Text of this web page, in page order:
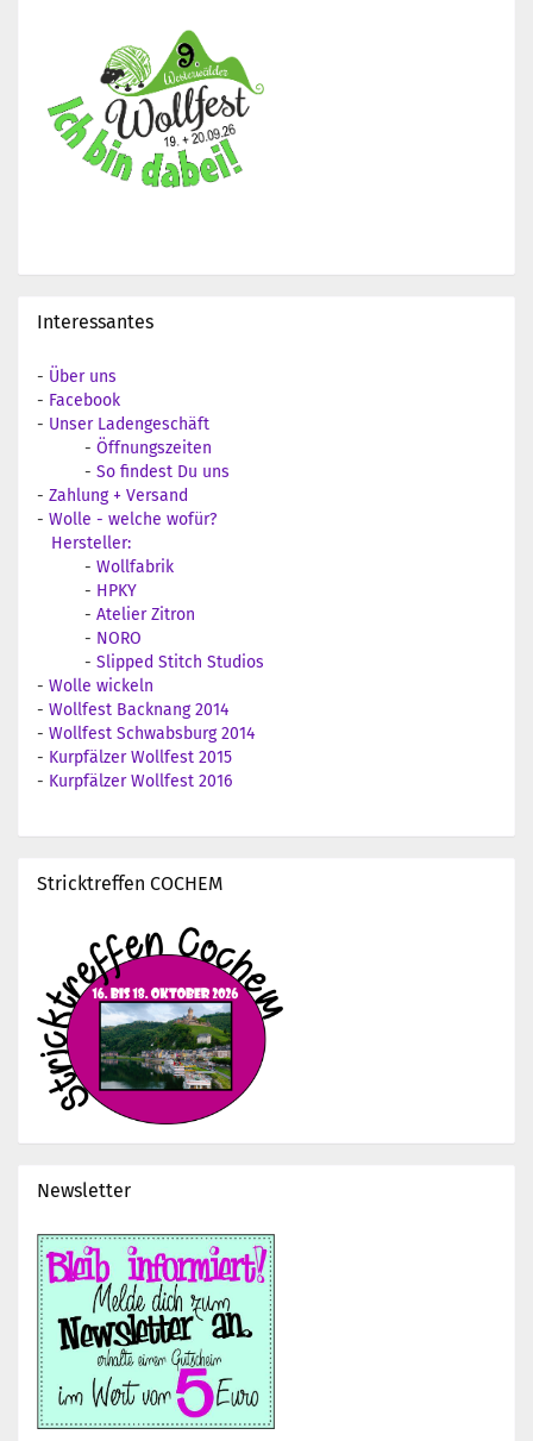
Interessantes
- Über uns
- Facebook
- Unser Ladengeschäft
- Öffnungszeiten
- So findest Du uns
- Zahlung + Versand
- Wolle - welche wofür?
Hersteller:
- Wollfabrik
- HPKY
- Atelier Zitron
- NORO
- Slipped Stitch Studios
- Wolle wickeln
- Wollfest Backnang 2014
- Wollfest Schwabsburg 2014
- Kurpfälzer Wollfest 2015
- Kurpfälzer Wollfest 2016
Stricktreffen COCHEM
Newsletter